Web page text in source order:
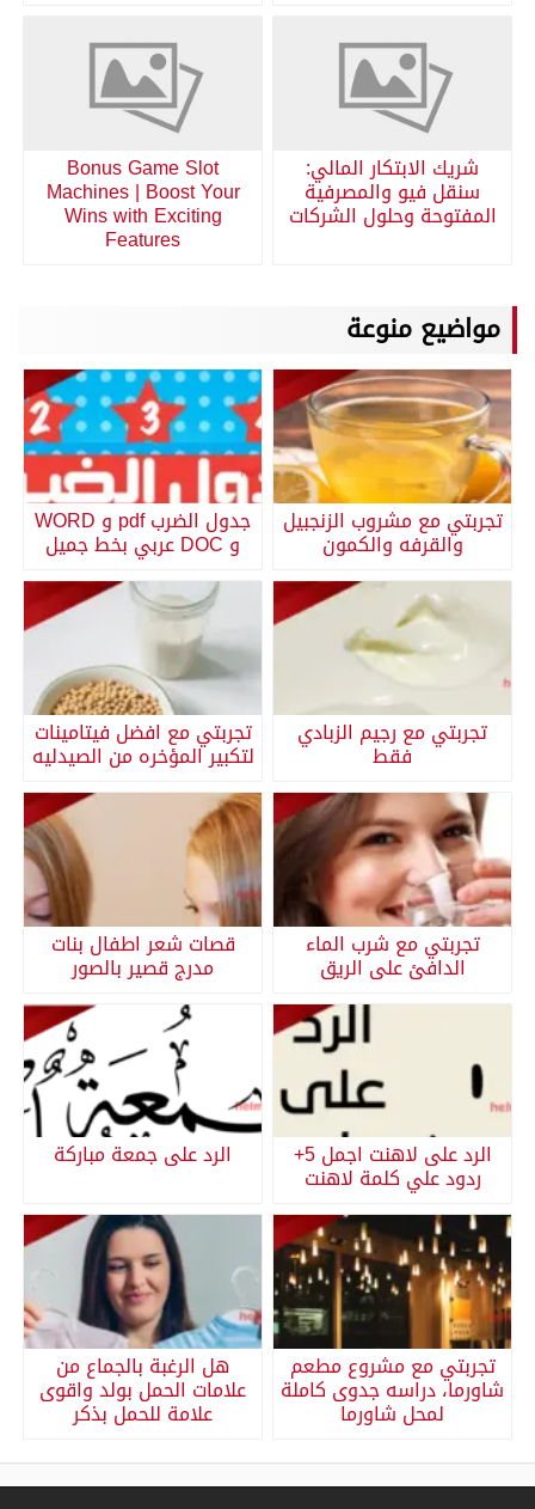
شريك الابتكار المالي:
سنقل فيو والمصرفية
المفتوحة وحلول الشركات
Bonus Game Slot
Machines | Boost Your
Wins with Exciting
Features
مواضيع منوعة
تجربتي مع مشروب الزنجبيل
والقرفه والكمون
جدول الضرب pdf و WORD
و DOC عربي بخط جميل
تجربتي مع رجيم الزبادي
فقط
تجربتي مع افضل فيتامينات
لتكبير المؤخره من الصيدليه
تجربتي مع شرب الماء
الدافئ على الريق
قصات شعر اطفال بنات
مدرج قصير بالصور
الرد على لاهنت اجمل 5+
ردود علي كلمة لاهنت
الرد على جمعة مباركة
تجربتي مع مشروع مطعم
شاورما، دراسه جدوى كاملة
لمحل شاورما
هل الرغبة بالجماع من
علامات الحمل بولد واقوى
علامة للحمل بذكر